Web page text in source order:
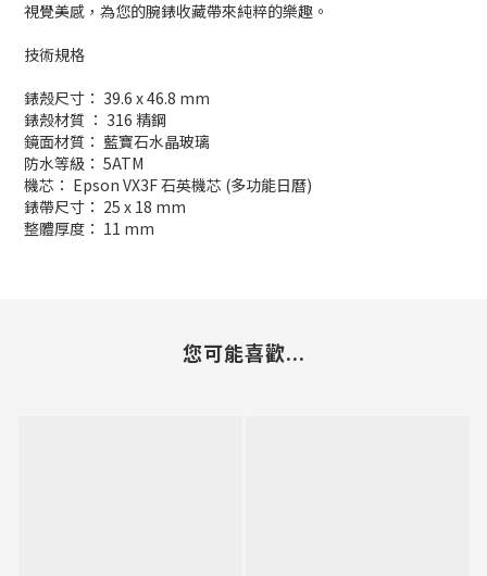
視覺美感，為您的腕錶收藏帶來純粹的樂趣。
技術規格
錶殼尺寸： 39.6 x 46.8 mm
錶殼材質 ： 316 精鋼
鏡面材質： 藍寶石水晶玻璃
防水等級： 5ATM
機芯： Epson VX3F 石英機芯 (多功能日曆)
錶帶尺寸： 25 x 18 mm
整體厚度： 11 mm
您可能喜歡...